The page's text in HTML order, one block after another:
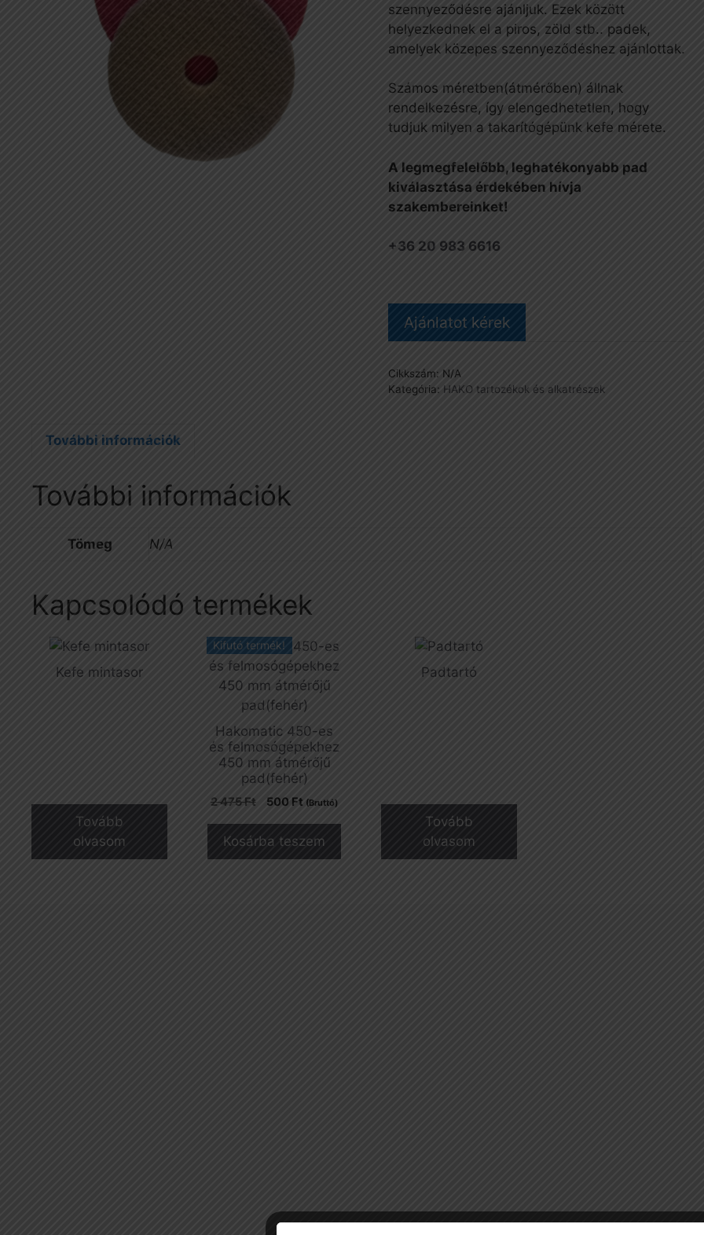
szennyeződésre ajánljuk. Ezek között
helyezkednek el a piros, zöld stb.. padek,
amelyek közepes szennyeződéshez ajánlottak.
Számos méretben(átmérőben) állnak
rendelkezésre, így elengedhetetlen, hogy
tudjuk milyen a takarítógépünk kefe mérete.
A legmegfelelőbb, leghatékonyabb pad
kiválasztása érdekében hívja
szakembereinket!
+36 20 983 6616
Ajánlatot kérek
Cikkszám: N/A
Kategória: HAKO tartozékok és alkatrészek
További információk
További információk
Tömeg N/A
Kapcsolódó termékek
Kefe mintasor
Tovább
olvasom
Kifutó termék!
Hakomatic 450-es
és felmosógépekhez
450 mm átmérőjű
pad(fehér)
2 475Ft
Original
was:
2
500 Ft Current
500 Ft.
(Bruttó)
Kosárba teszem
Padtartó
Tovább
olvasom